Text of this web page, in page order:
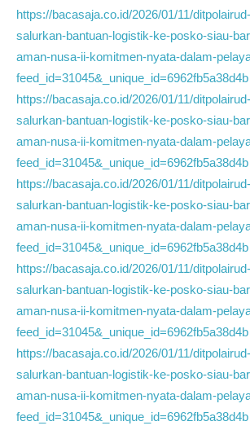
https://bacasaja.co.id/2026/01/11/
salurkan-bantuan-logistik-ke-posko-siau-
aman-nusa-ii-komitmen-nyata-dalam-
feed_id=31045&_unique_id=6962fb5a38d4b
https://bacasaja.co.id/2026/01/11/
salurkan-bantuan-logistik-ke-posko-siau-
aman-nusa-ii-komitmen-nyata-dalam-
feed_id=31045&_unique_id=6962fb5a38d4b
https://bacasaja.co.id/2026/01/11/
salurkan-bantuan-logistik-ke-posko-siau-
aman-nusa-ii-komitmen-nyata-dalam-
feed_id=31045&_unique_id=6962fb5a38d4b
https://bacasaja.co.id/2026/01/11/
salurkan-bantuan-logistik-ke-posko-siau-
aman-nusa-ii-komitmen-nyata-dalam-
feed_id=31045&_unique_id=6962fb5a38d4b
https://bacasaja.co.id/2026/01/11/
salurkan-bantuan-logistik-ke-posko-siau-
aman-nusa-ii-komitmen-nyata-dalam-
feed_id=31045&_unique_id=6962fb5a38d4b